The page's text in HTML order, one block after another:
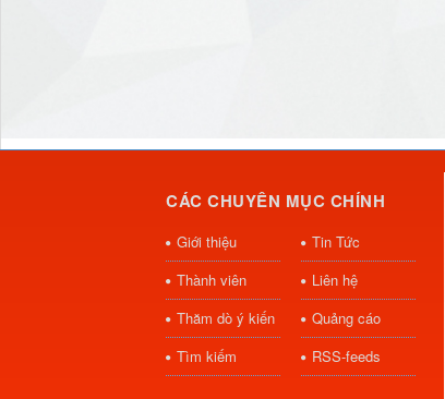
CÁC CHUYÊN MỤC CHÍNH
Giới thiệu
Tin Tức
Thành viên
Liên hệ
Thăm dò ý kiến
Quảng cáo
Tìm kiếm
RSS-feeds